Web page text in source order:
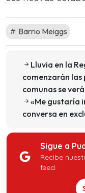
Barrio Meiggs
Lluvia en la
comenzarán las
comunas se
«Me gustaría
conversa en
Sigue a
Recibe
feed.